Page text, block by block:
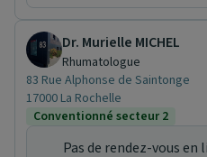
Dr. Murielle MICHEL
Rhumatologue
83 Rue Alphonse de Saintonge
17000 La Rochelle
Conventionné secteur 2
Pas de rendez-vous